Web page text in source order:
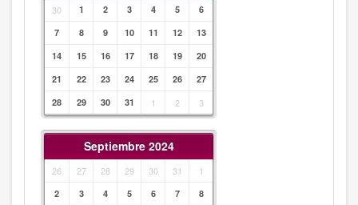
30 1 2 3 4 5
6
7
8 9 10 11 12
13
14
15 16 17 18 19
20
21
22 23 24 25 26
27
28
29 30 31 1 2 3
Septiembre 2024
26 27 28 29 30 31 1
2 3 4 5 6 7
8